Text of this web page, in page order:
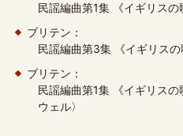
民謡編曲第1集 《イギリスの
ブリテン：
民謡編曲第3集 《イギリスの
ブリテン：
民謡編曲第1集 《イギリス
ウェル〉